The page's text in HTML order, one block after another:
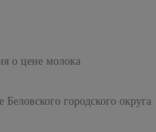
о цене молока
городского округа